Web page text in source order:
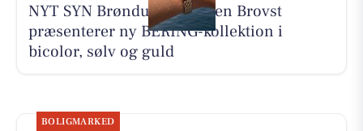
NYT SYN Brøndum Jeppesen Brovst
præsenterer ny BERING-kollektion i
bicolor, sølv og guld
BOLIGMARKED